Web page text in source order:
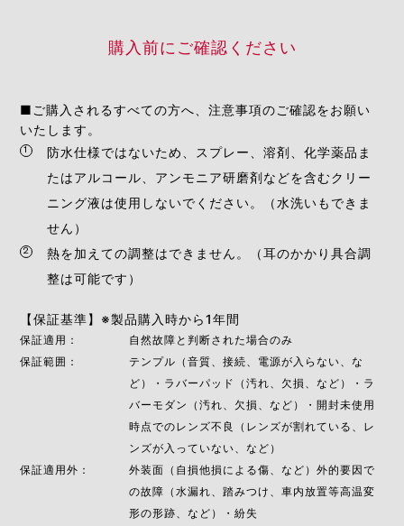
購入前にご確認ください
■ご購入されるすべての方へ、注意事項のご確認をお願い
いたします。
防水仕様ではないため、スプレー、溶剤、化学薬品ま
たはアルコール、アンモニア研磨剤などを含むクリー
ニング液は使用しないでください。（水洗いもできま
せん）
熱を加えての調整はできません。（耳のかかり具合調
整は可能です）
【保証基準】 製品購入時から1年間
保証適用：
自然故障と判断された場合のみ
保証範囲：
テンプル（⾳質、接続、電源が⼊らない、な
ど）・ラバーパッド（汚れ、欠損、など）・ラ
バーモダン（汚れ、欠損、など）・開封未使用
時点でのレンズ不良（レンズが割れている、レ
ンズが入っていない、など）
保証適⽤外：
外装面（自損他損による傷、など）外的要因で
の故障（⽔漏れ、踏みつけ、⾞内放置等⾼温変
形の形跡、など）・紛失